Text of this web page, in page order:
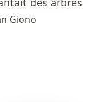
Giono